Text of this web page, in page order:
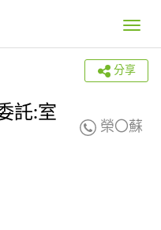
Toggle
分享
託:室
榮〇蘇